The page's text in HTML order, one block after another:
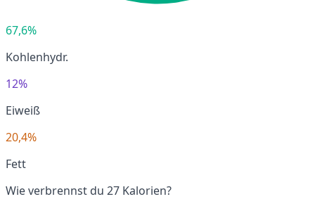
67,6%
Kohlenhydr.
12%
Eiweiß
20,4%
Fett
Wie verbrennst du 27 Kalorien?